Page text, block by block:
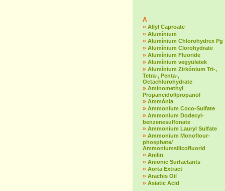
A
» Allyl Caproate
» Alumínium
» Alumínium Chlorohydrex Pg
» Alumínium Clorohydrate
» Alumínium Fluoride
» Alumínium vegyületek
» Alumínium Zirkónium Tri-,
Tetra-, Penta-,
Octachlorohydrate
» Aminomethyl
Propaneidol/propanol
» Ammónia
» Ammonium Coco-Sulfate
» Ammonium Dodecyl-
benzenesulfonate
» Ammonium Lauryl Sulfate
» Ammonium Monoflour-
phosphate/
Ammoniumsilicofluorid
» Anilin
» Anionic Surfactants
» Aorta Extract
» Arachis Oil
» Asiatic Acid